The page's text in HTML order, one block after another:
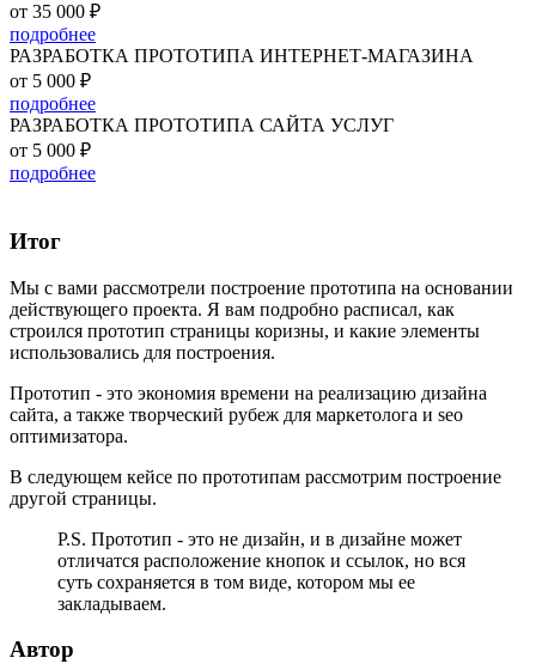
от 35 000 ₽
подробнее
РАЗРАБОТКА ПРОТОТИПА ИНТЕРНЕТ-МАГАЗИНА
от 5 000 ₽
подробнее
РАЗРАБОТКА ПРОТОТИПА САЙТА УСЛУГ
от 5 000 ₽
подробнее
Итог
Мы с вами рассмотрели построение прототипа на основании
действующего проекта. Я вам подробно расписал, как
строился прототип страницы коризны, и какие элементы
использовались для построения.
Прототип - это экономия времени на реализацию дизайна
сайта, а также творческий рубеж для маркетолога и seo
оптимизатора.
В следующем кейсе по прототипам рассмотрим построение
другой страницы.
P.S. Прототип - это не дизайн, и в дизайне может
отличатся расположение кнопок и ссылок, но вся
суть сохраняется в том виде, котором мы ее
закладываем.
Автор